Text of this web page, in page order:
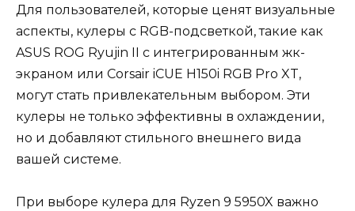
Для пользователей, которые ценят визуальные
аспекты, кулеры с RGB-подсветкой, такие как
ASUS ROG Ryujin II с интегрированным жк-
экраном или Corsair iCUE H150i RGB Pro XT,
могут стать привлекательным выбором. Эти
кулеры не только эффективны в охлаждении,
но и добавляют стильного внешнего вида
вашей системе.
При выборе кулера для Ryzen 9 5950X важно